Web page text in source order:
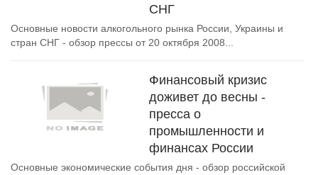
СНГ
Основные новости алкогольного рынка России, Украины и
стран СНГ - обзор прессы от 20 октября 2008...
Финансовый кризис
доживет до весны -
пресса о
промышленности и
финансах России
Основные экономические события дня - обзор российской